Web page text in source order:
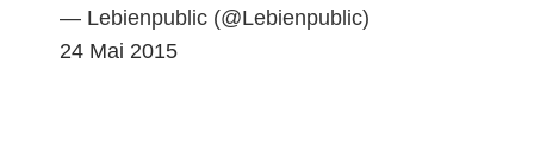
— Lebienpublic (@Lebienpublic)
24 Mai 2015